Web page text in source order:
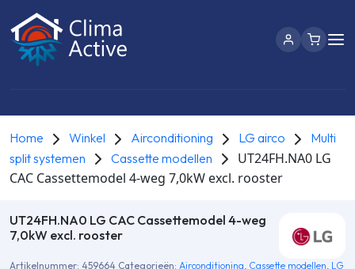
Home Winkel Airconditioning LG airco
Multi
split systemen
Cassette modellen
UT24FH.NA0 LG
CAC Cassettemodel 4-weg 7,0kW excl. rooster
UT24FH.NA0 LG CAC Cassettemodel 4-weg
7,0kW excl. rooster
Artikelnummer: 459664 Categorieën: Airconditioning, Cassette modellen, LG